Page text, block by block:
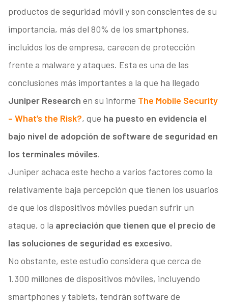
productos de seguridad móvil y son conscientes de su
importancia, más del 80% de los smartphones,
incluidos los de empresa, carecen de protección
frente a malware y ataques. Esta es una de las
conclusiones más importantes a la que ha llegado
Juniper Research en su informe The Mobile Security
– What’s the Risk?, que ha puesto en evidencia el
bajo nivel de adopción de software de seguridad en
los terminales móviles.
Juniper achaca este hecho a varios factores como la
relativamente baja percepción que tienen los usuarios
de que los dispositivos móviles puedan sufrir un
ataque, o la apreciación que tienen que el precio de
las soluciones de seguridad es excesivo.
No obstante, este estudio considera que cerca de
1.300 millones de dispositivos móviles, incluyendo
smartphones y tablets, tendrán software de